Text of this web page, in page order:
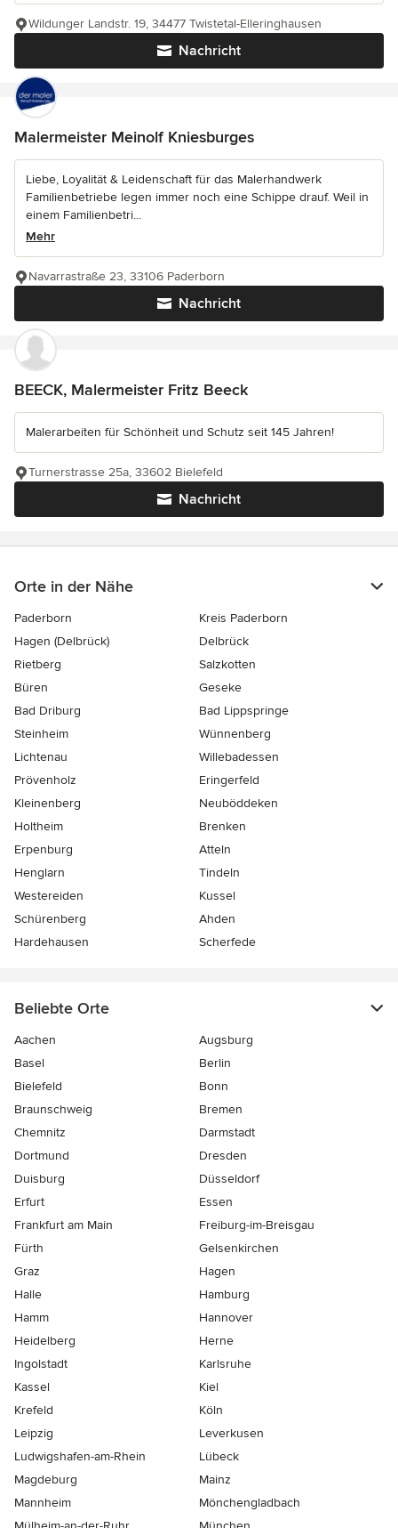
Nachricht
Wildunger Landstr. 19, 34477 Twistetal-Elleringhausen
Malermeister Meinolf Kniesburges
Liebe, Loyalität & Leidenschaft für das Malerhandwerk
Familienbetriebe legen immer noch eine Schippe drauf. Weil in
einem Familienbetri...
Mehr
Nachricht
Navarrastraße 23, 33106 Paderborn
BEECK, Malermeister Fritz Beeck
Malerarbeiten für Schönheit und Schutz seit 145 Jahren!
Nachricht
Turnerstrasse 25a, 33602 Bielefeld
Orte in der Nähe
Paderborn
Kreis Paderborn
Hagen (Delbrück)
Delbrück
Rietberg
Salzkotten
Büren
Geseke
Bad Driburg
Bad Lippspringe
Steinheim
Wünnenberg
Lichtenau
Willebadessen
Prövenholz
Eringerfeld
Kleinenberg
Neuböddeken
Holtheim
Brenken
Erpenburg
Atteln
Henglarn
Tindeln
Westereiden
Kussel
Schürenberg
Ahden
Hardehausen
Scherfede
Beliebte Orte
Aachen
Augsburg
Basel
Berlin
Bielefeld
Bonn
Braunschweig
Bremen
Chemnitz
Darmstadt
Dortmund
Dresden
Duisburg
Düsseldorf
Erfurt
Essen
Frankfurt am Main
Freiburg-im-Breisgau
Fürth
Gelsenkirchen
Graz
Hagen
Halle
Hamburg
Hamm
Hannover
Heidelberg
Herne
Ingolstadt
Karlsruhe
Kassel
Kiel
Krefeld
Köln
Leipzig
Leverkusen
Ludwigshafen-am-Rhein
Lübeck
Magdeburg
Mainz
Mannheim
Mönchen­gladbach